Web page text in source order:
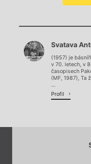
Svatava
(1957) je
v 70. letech, v
časopisech
(MF, 1987), Ta
...
Profil